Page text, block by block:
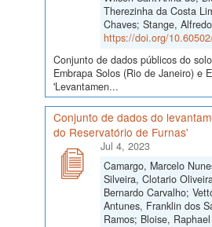
Therezinha da Costa
Chaves; Stange,
https://doi.org/
Conjunto de dados públicos do
Embrapa Solos (Rio de Janeiro) e
'Levantamen...
Conjunto de dados do
do Reservatório de Furnas'
Jul 4, 2023
Camargo, Marcelo
Silveira, Clotario
Bernardo Carvalho;
Antunes, Franklin dos
Ramos; Bloise,